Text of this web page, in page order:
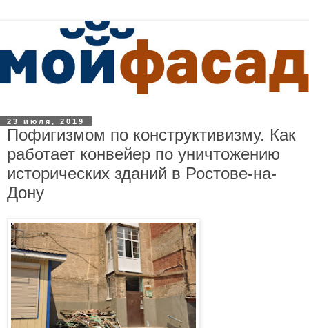
23 июля, 2019
Пофигизмом по конструктивизму. Как
работает конвейер по уничтожению
исторических зданий в Ростове-на-
Дону